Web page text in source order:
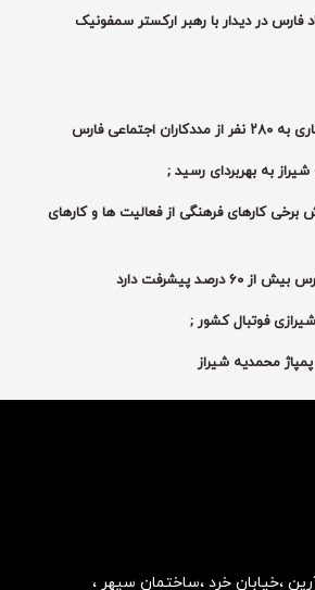
فارس در دیدار با رهبر ارکستر سمفونیک
فارس
به بهربردای رسید ;
برخی کارهای فرهنگی از فعالیت ها و کارهای
پیشرفت دارد
پمپاژ محمدیه شیراز
،خیابان خرد ،ساختمان سپهر ،